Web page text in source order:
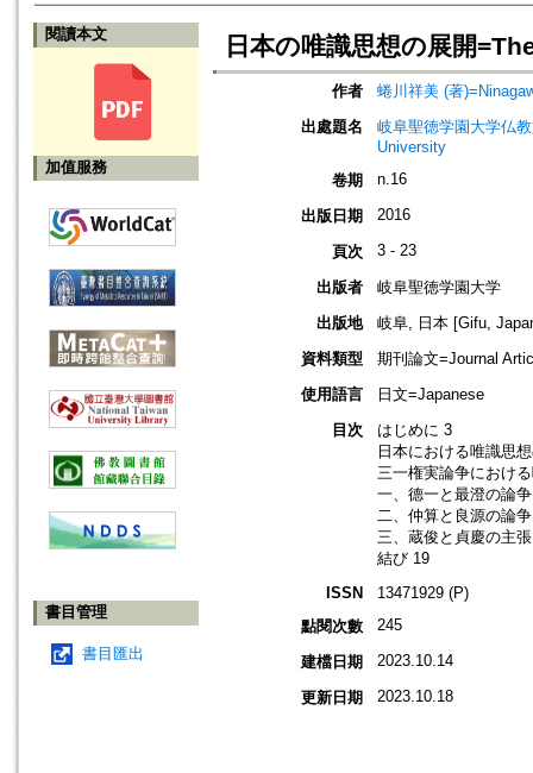
閱讀本文
加值服務
書目管理
書目匯出
日本の唯識思想の展開
作者
蜷川祥美 (著
出處題名
岐阜聖徳学園大学仏
University
卷期
n.16
出版日期 2016
頁次 3 - 23
出版者
岐阜聖徳学園大学
出版地
岐阜, 日本 [Gifu,
資料類型
期刊論文=Journal
使用語言
日文=Japanese
目次
はじめに 3
日本における唯識思
三一権実論争におけ
一、德一と最澄の論
二、仲算と良源の論
三、蔵俊と貞慶の主
結び 19
ISSN
13471929 (P)
點閱次數
245
建檔日期 2023.10.14
更新日期 2023.10.18